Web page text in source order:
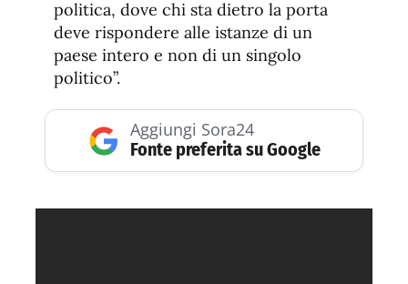
politica, dove chi sta dietro la porta
deve rispondere alle istanze di un
paese intero e non di un singolo
politico”.
Aggiungi Sora24
Fonte preferita su Google